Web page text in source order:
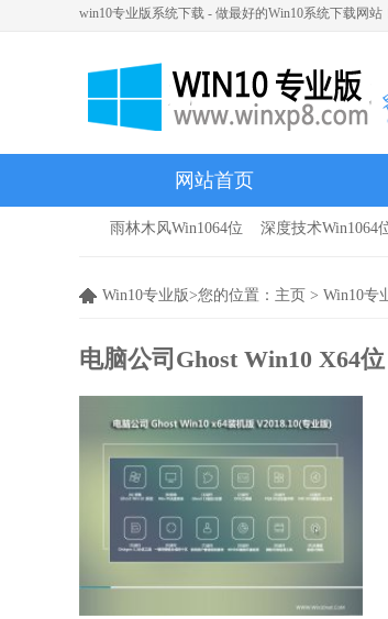
win10专业版系统下载 - 做最好的Win10系统下载网站
网站首页
雨林木风
雨林木风Win1064位 深度技术Win1064
Win10专业版>您的位置： 主页 > Win10专
电脑公司Ghost Win10 X64